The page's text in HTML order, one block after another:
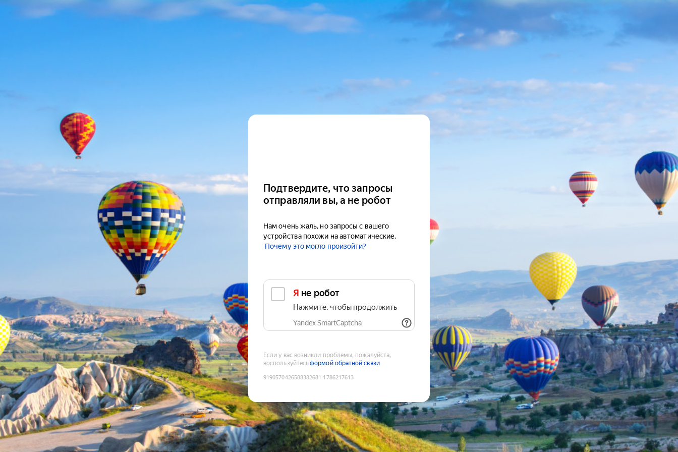
Подтвердите, что запросы
отправляли вы, а не робот
Нам очень жаль, но запросы с вашего
устройства похожи на автоматические.
Почему это могло произойти?
Я не робот
Нажмите, чтобы продолжить
Yandex SmartCaptcha
Если у вас возникли проблемы, пожалуйста,
воспользуйтесьформой обратной связи
9190570426588382681 :1786217613